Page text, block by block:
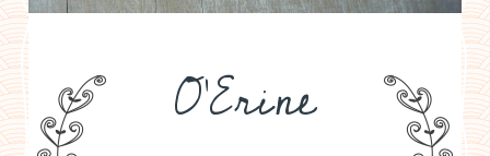
O'Erine